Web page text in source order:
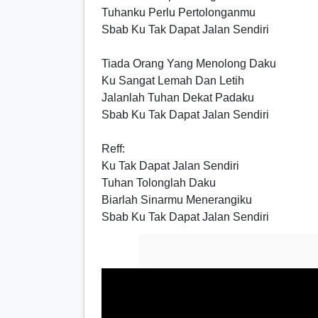
Tuhanku Perlu Pertolonganmu
Sbab Ku Tak Dapat Jalan Sendiri
Tiada Orang Yang Menolong Daku
Ku Sangat Lemah Dan Letih
Jalanlah Tuhan Dekat Padaku
Sbab Ku Tak Dapat Jalan Sendiri
Reff:
Ku Tak Dapat Jalan Sendiri
Tuhan Tolonglah Daku
Biarlah Sinarmu Menerangiku
Sbab Ku Tak Dapat Jalan Sendiri